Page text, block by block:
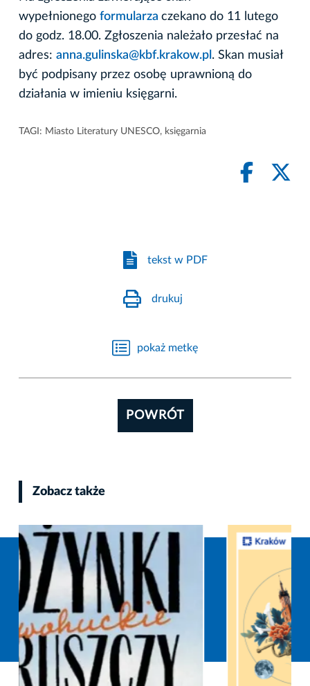
wypełnionego formularza czekano do 11 lutego
do godz. 18.00. Zgłoszenia należało przesłać na
adres: anna.gulinska@kbf.krakow.pl . Skan musiał
być podpisany przez osobę uprawnioną do
działania w imieniu księgarni.
TAGI: Miasto Literatury UNESCO, księgarnia
tekst w PDF
drukuj
pokaż metkę
POWRÓT
Zobacz także